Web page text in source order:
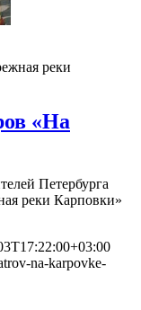
реки
«На
Петербурга
реки Карповки»
na-karpovke-